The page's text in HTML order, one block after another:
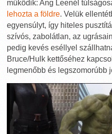
működik: Ang Leenél
lehozta a földre. Velük
egyensúlyt, így hiteles
szívós, zabolátlan, az
pedig kevés eséllyel
Bruce/Hulk kettőséhez
legmenőbb és legszomorúbb